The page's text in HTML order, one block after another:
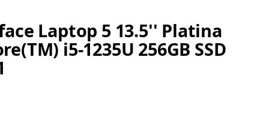
Laptop 5 13.5'' Platina
i5-1235U 256GB SSD